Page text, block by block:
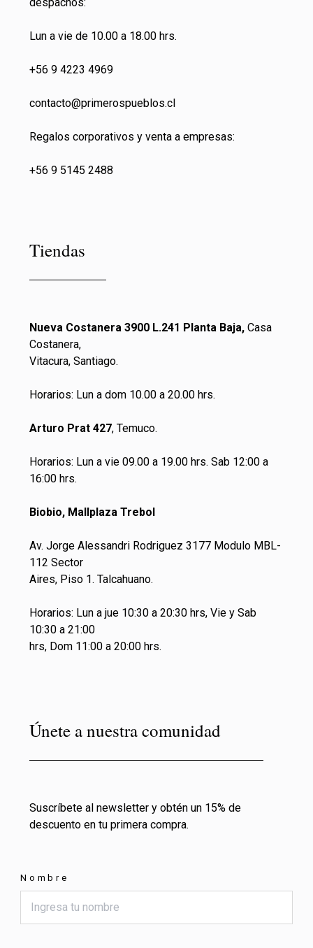
Lun a vie de 10.00 a 18.00 hrs.
+56 9 4223 4969
contacto@primerospueblos.cl
Regalos corporativos y venta a empresas:
+56 9 5145 2488
Tiendas
Nueva Costanera 3900 L.241 Planta Baja, Casa
Costanera,
Vitacura, Santiago.
Horarios: Lun a dom 10.00 a 20.00 hrs.
Arturo Prat 427, Temuco.
Horarios: Lun a vie 09.00 a 19.00 hrs. Sab 12:00 a
16:00 hrs.
Biobio, Mallplaza Trebol
Av. Jorge Alessandri Rodriguez 3177 Modulo MBL-
112 Sector
Aires, Piso 1. Talcahuano.
Horarios: Lun a jue 10:30 a 20:30 hrs, Vie y Sab
10:30 a 21:00
hrs, Dom 11:00 a 20:00 hrs.
Únete a nuestra comunidad
Suscríbete al newsletter y obtén un 15% de
descuento en tu primera compra.
Nombre